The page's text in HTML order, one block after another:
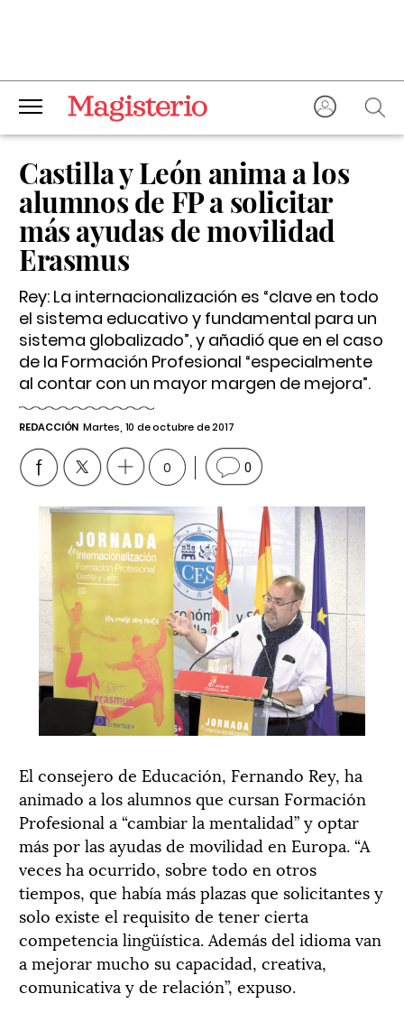
Castilla y León anima a los
alumnos de FP a solicitar
más ayudas de movilidad
Erasmus
Rey: La internacionalización es “clave en todo
el sistema educativo y fundamental para un
sistema globalizado”, y añadió que en el caso
de la Formación Profesional “especialmente
al contar con un mayor margen de mejora”.
REDACCIÓN Martes, 10 de octubre de 2017
0 0
El consejero de Educación, Fernando Rey, ha
animado a los alumnos que cursan Formación
Profesional a “cambiar la mentalidad” y optar
más por las ayudas de movilidad en Europa. “A
veces ha ocurrido, sobre todo en otros
tiempos, que había más plazas que solicitantes y
solo existe el requisito de tener cierta
competencia lingüística. Además del idioma van
a mejorar mucho su capacidad, creativa,
comunicativa y de relación”, expuso.